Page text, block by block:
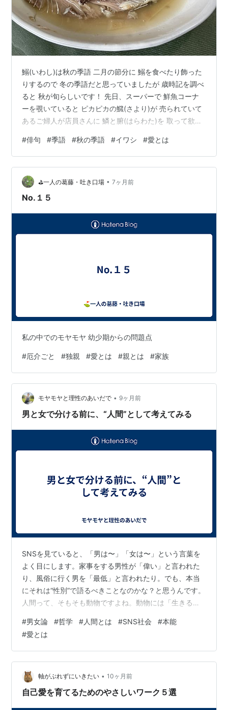
鰯(いわし)は秋の季語 二月の節分に 鰯を食べたり飾った
りするので 冬の季語だと思っていましたが 歳時記を調べ
ると 秋が旬らしいです！ 先日、スーパーで 鮮魚コーナ
ーを覗いていると ピカピカの鱵(さより)が 売られていて
あるご婦人が店員さんに 鱗と腑(はらわた)を 取って欲し
聞いてみた^_^ 煮物にするって！ なるほど、サヨリの煮
物って 食べたことないな 今度してみようって！ で、ワ
タクシは その隣にある鰯(いわし)さんに 目がいって だっ
て、半額のシールが 貼られていたのでね！ そちらをお買
い上げ。。。 これも愛 それも愛 みんな愛 あ…
#俳句 #季語 #秋の季語 #イワシ #愛とは
⛳️一人の葛藤・吐き口場 • 7ヶ月前
No.１５
私の中でのモヤモヤ 幼少期からの問題点
#厄介ごと #独親 #愛とは #親とは #家族
モヤモヤと理性のあいだで • 9ヶ月前
男と女で分ける前に、“人間”として考えてみる
SNSを見ていると、「男は〜」「女は〜」という言葉を
よく目にします。家事をする男性が「偉い」と言われた
り、風俗に行く男を「最低」と言われたり。でも、本当
にそれは“性別”で語るべきことなのかな？と思うんです。
人間って、そもそも動物ですよね。動物には「生きるた
には“男”とか“女”よりもずっと前の「生き物としての性
質」がある。それを無視して、社会的な価値観だけで“正
しさ”を決めていることに、最近すごく違和感を覚えま
す。 🧠本文1️⃣ 「男」と「女」を分けて語る前に SNSで
は「男は〜」「女は〜」というラベルが簡単に貼られま
す。けれどそれは、人間とい…
#男女論 #哲学 #人間とは #SNS社会 #本能
#愛とは
軸がぶれずにいきたい • 10ヶ月前
自己愛を育てるためのやさしいワーク５選